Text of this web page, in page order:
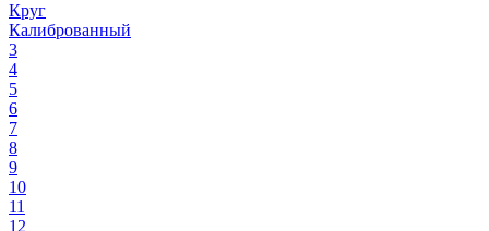
Круг
Калиброванный
3
4
5
6
7
8
9
10
11
12